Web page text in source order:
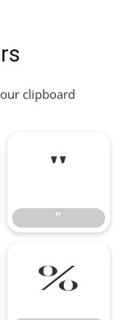
clipboard
"
"
%